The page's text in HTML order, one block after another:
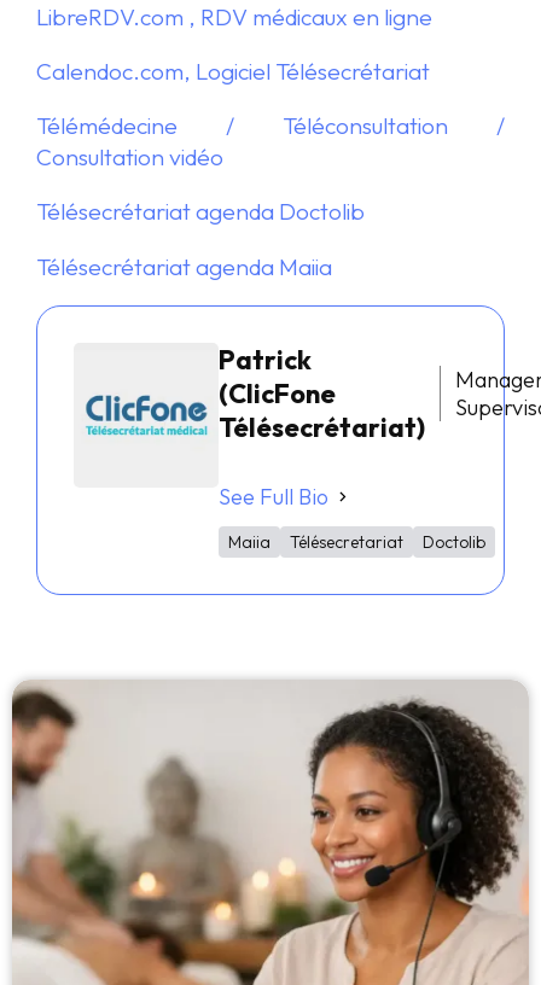
LibreRDV.com , RDV médicaux en ligne
Calendoc.com, Logiciel Télésecrétariat
Télémédecine / Téléconsultation /
Consultation vidéo
Télésecrétariat agenda Doctolib
Télésecrétariat agenda Maiia
Patrick
(ClicFone
Télésecrétariat)
See Full Bio
Maiia Télésecretariat Doctolib